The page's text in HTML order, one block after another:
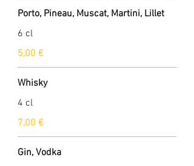
Porto, Pineau, Muscat, Martini, Lillet
6 cl
5,00 €
Whisky
4 cl
7,00 €
Gin, Vodka